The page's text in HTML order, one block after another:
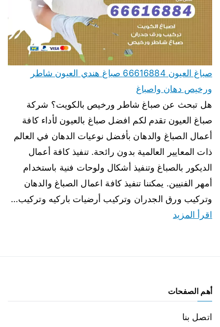
صباغ العيون 66616884 صباغ هندي العيون شاطر
ورخيص دهان واصباغ
هل تبحث عن صباغ شاطر ورخيص بالكويت؟ شركة
صباغ العيون تقدم لكم افضل صباغ بالعيون لأداء كافة
أعمال الصباغ والدهان بأفضل نوعيات الدهان في العالم
ذات المعايير العالمية بدون رائحة. تنفيذ كافة أعمال
الديكور بالصباغ وتنفيذ أشكال ولوحات فنية باستخدام
أمهر الفنيين. يمكننا تنفيذ كافة اعمال الصباغ والدهان
وتركيب ورق الجدران وتركيب أرضيات باركيه وتركيب…
اقرأ المزيد
أهم الصفحات
اتصل بنا